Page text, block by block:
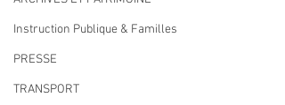
Instruction Publique & Familles
PRESSE
TRANSPORT